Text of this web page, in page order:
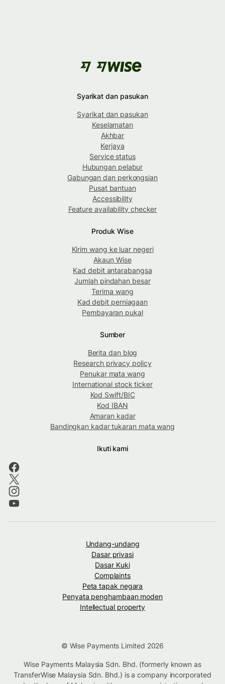
Syarikat dan pasukan
Syarikat dan pasukan
Keselamatan
Akhbar
Kerjaya
Service status
Hubungan pelabur
Gabungan dan perkongsian
Pusat bantuan
Accessibility
Feature availability checker
Produk Wise
Kirim wang ke luar negeri
Akaun Wise
Kad debit antarabangsa
Jumlah pindahan besar
Terima wang
Kad debit perniagaan
Pembayaran pukal
Sumber
Berita dan blog
Research privacy policy
Penukar mata wang
International stock ticker
Kod Swift/BIC
Kod IBAN
Amaran kadar
Bandingkan kadar tukaran mata wang
Ikuti kami
Undang-undang
Dasar privasi
Dasar Kuki
Complaints
Peta tapak negara
Penyata penghambaan moden
Intellectual property
© Wise Payments Limited 2026
Wise Payments Malaysia Sdn. Bhd. (formerly known as
TransferWise Malaysia Sdn. Bhd.) is a company incorporated